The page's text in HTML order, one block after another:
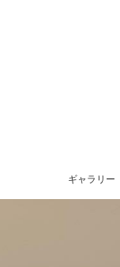
ギャラリー